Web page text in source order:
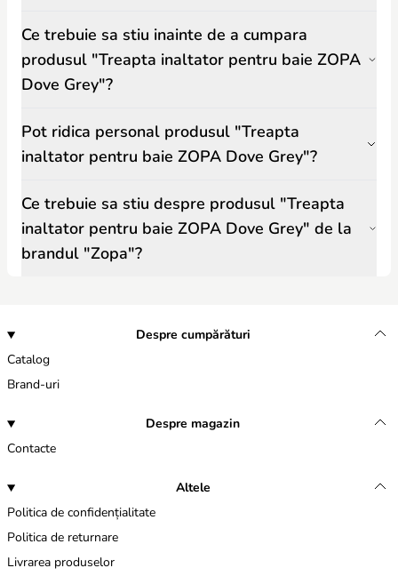
Ce trebuie sa stiu inainte de a cumpara
produsul "Treapta inaltator pentru baie ZOPA
Dove Grey"?
Pot ridica personal produsul "Treapta
inaltator pentru baie ZOPA Dove Grey"?
Ce trebuie sa stiu despre produsul "Treapta
inaltator pentru baie ZOPA Dove Grey" de la
brandul "Zopa"?
Despre cumpărături
Catalog
Brand-uri
Despre magazin
Contacte
Altele
Politica de confidențialitate
Politica de returnare
Livrarea produselor